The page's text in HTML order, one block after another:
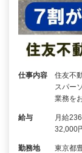
仕事内容
住友不
スパー
業務を
給与
月給
勤務地
東京都